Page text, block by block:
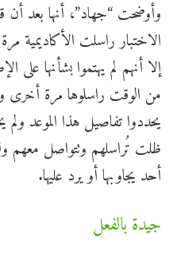
وأوضحت “جهاد”، أنها بعد أن
الاختبار راسلت الأكاديمية
إلا أنهم لم يهتموا بشأنها على
من الوقت راسلوها مرة
يحددوا تفاصيل هذا الموعد ولم
ظلت تُراسلهم وتتواصل معهم
أحد يجاوبها أو يرد عليها.
جيدة بالفعل